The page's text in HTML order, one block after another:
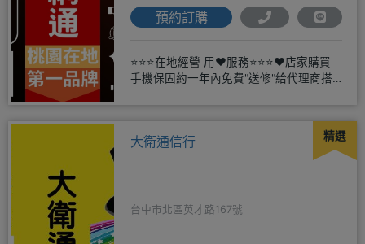
預約訂購
⭐⭐⭐在地經營 用❤️服務⭐⭐⭐❤️店家購買
手機保固約一年內免費"送修"給代理商搭
精選
大衛通信行
台中市北區英才路167號